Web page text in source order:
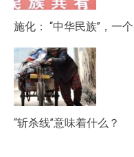
施化： “中华民族”，一
“斩杀线”意味着什么？